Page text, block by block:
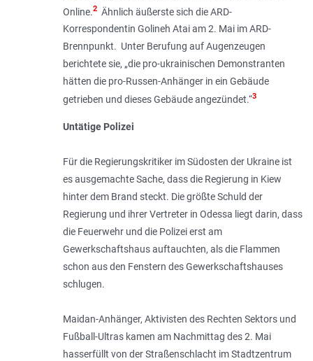
Online.2Ähnlich äußerste sich die ARD-
Korrespondentin Golineh Atai am 2. Mai im ARD-
Brennpunkt. Unter Berufung auf Augenzeugen
berichtete sie, „die pro-ukrainischen Demonstranten
hätten die pro-Russen-Anhänger in ein Gebäude
getrieben und dieses Gebäude angezündet.“3
Untätige Polizei
Für die Regierungskritiker im Südosten der Ukraine ist
es ausgemachte Sache, dass die Regierung in Kiew
hinter dem Brand steckt. Die größte Schuld der
Regierung und ihrer Vertreter in Odessa liegt darin, dass
die Feuerwehr und die Polizei erst am
Gewerkschaftshaus auftauchten, als die Flammen
schon aus den Fenstern des Gewerkschaftshauses
schlugen.
Maidan-Anhänger, Aktivisten des Rechten Sektors und
Fußball-Ultras kamen am Nachmittag des 2. Mai
hasserfüllt von der Straßenschlacht im Stadtzentrum